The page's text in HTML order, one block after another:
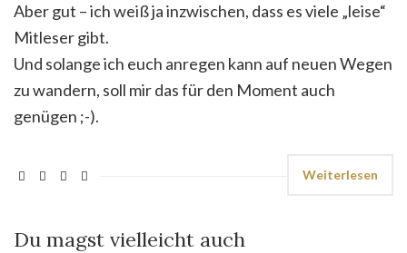
Aber gut – ich weiß ja inzwischen, dass es viele „leise“
Mitleser gibt.
Und solange ich euch anregen kann auf neuen Wegen
zu wandern, soll mir das für den Moment auch
genügen ;-).
Weiterlesen
Du magst vielleicht auch